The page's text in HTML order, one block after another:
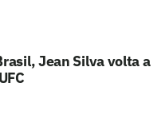
Jean Silva volta a